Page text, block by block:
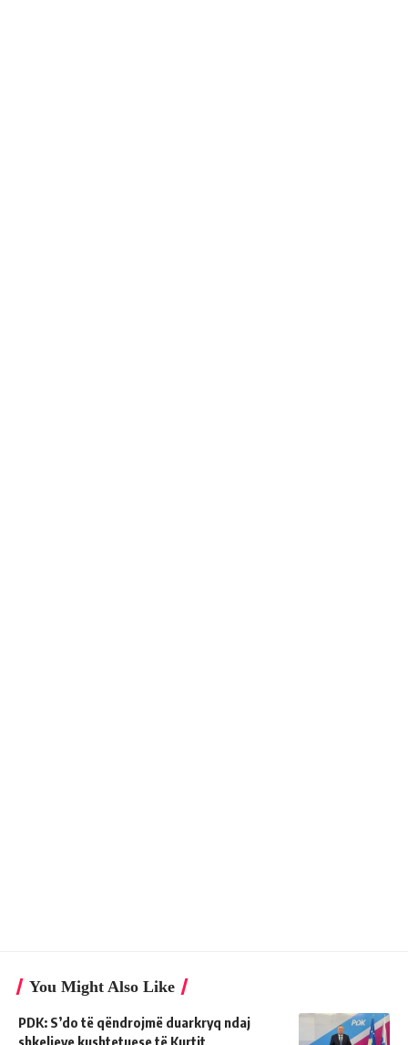
You Might Also Like
PDK: S’do të qëndrojmë duarkryq ndaj
shkeljeve kushtetuese të Kurtit